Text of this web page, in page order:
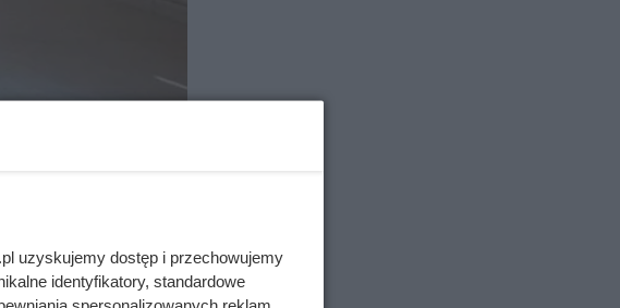
mogą rozchodzić się
uzyskujemy dostęp i przechowujemy
identyfikatory, standardowe